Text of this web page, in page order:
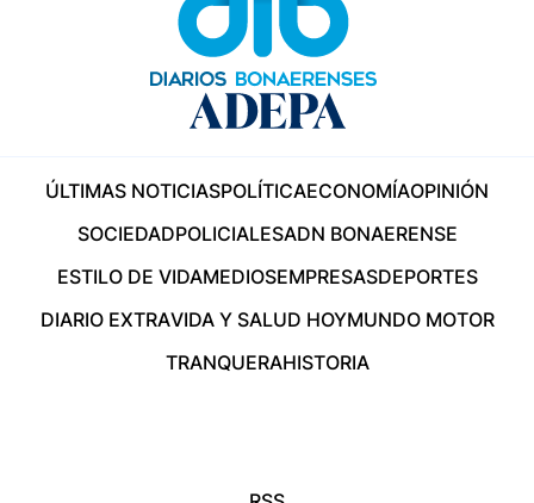
ÚLTIMAS NOTICIASPOLÍTICAECONOMÍAOPINIÓN
SOCIEDADPOLICIALESADN BONAERENSE
ESTILO DE VIDAMEDIOSEMPRESASDEPORTES
DIARIO EXTRAVIDA Y SALUD HOYMUNDO MOTOR
TRANQUERAHISTORIA